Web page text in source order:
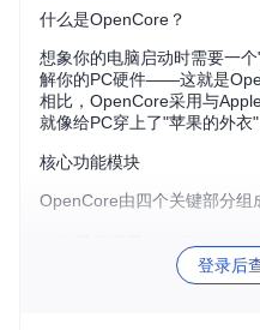
什么是OpenCore？
想象你的电脑启动时需要一
解你的PC硬件——这就是
相比，OpenCore采用与
就像给PC穿上了"苹果的外衣
核心功能模块
OpenCore由四个关键部分组
：如同机场的
：修复主板
登录后